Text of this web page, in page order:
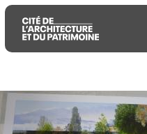
Aller
au
contenu
Aller
au
menu
Aller
à
la